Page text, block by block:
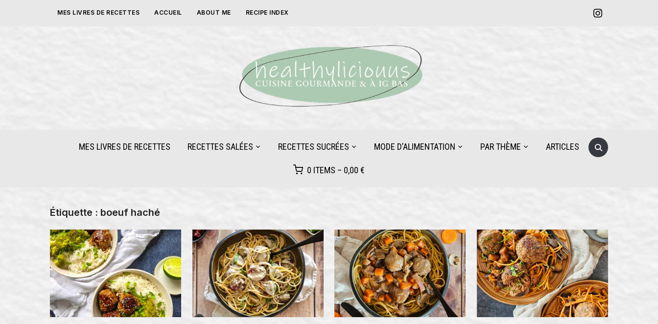
instagram
MES LIVRES DE RECETTES ACCUEIL ABOUT ME RECIPE INDEX
Search
for:
MES LIVRES DE RECETTES RECETTES SALÉES RECETTES SUCRÉES MODE D’ALIMENTATION PAR THÈME ARTICLES
0 ITEMS – 0,00 €
Étiquette : boeuf haché